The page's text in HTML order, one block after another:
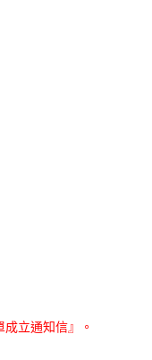
立通知信』。